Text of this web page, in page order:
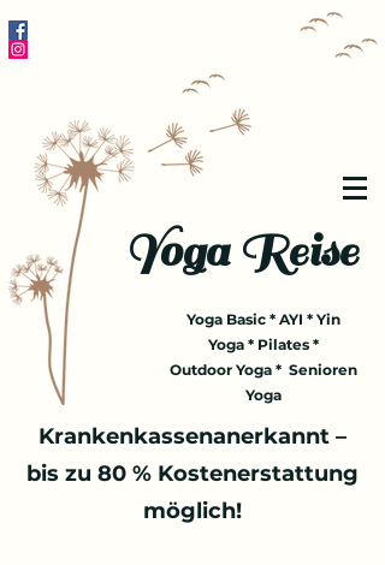
Yoga Reise
Yoga Basic * AYI * Yin
Yoga * Pilates *
Outdoor Yoga * Senioren
Yoga
Krankenkassenanerkannt –
bis zu 80 % Kostenerstattung
möglich!